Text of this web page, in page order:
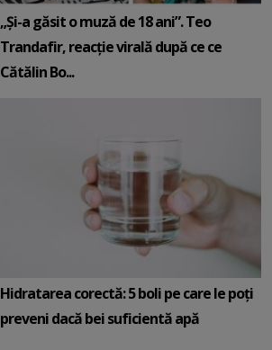
„Și-a găsit o muză de 18 ani”. Teo
Trandafir, reacție virală după ce ce
Cătălin Bo...
Hidratarea corectă: 5 boli pe care le poți
preveni dacă bei suficientă apă